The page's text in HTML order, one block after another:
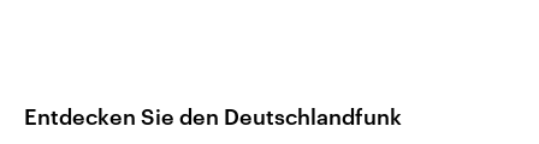
Entdecken Sie den Deutschlandfunk